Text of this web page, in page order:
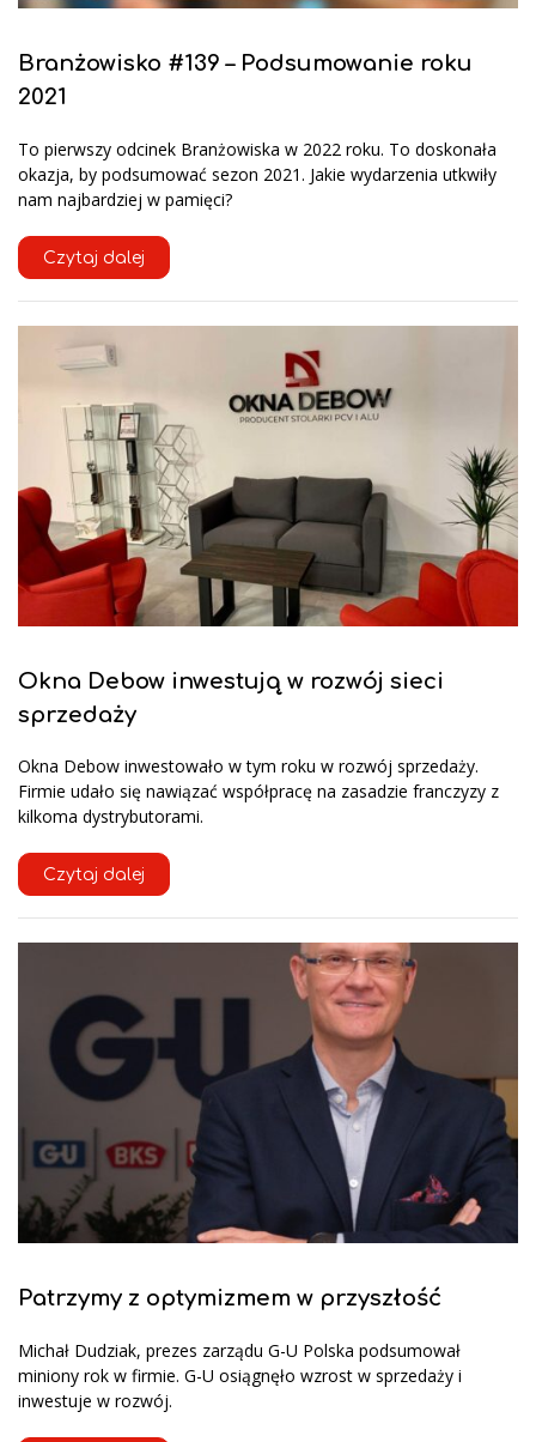
Branżowisko #139 – Podsumowanie roku
2021
To pierwszy odcinek Branżowiska w 2022 roku. To doskonała
okazja, by podsumować sezon 2021. Jakie wydarzenia utkwiły
nam najbardziej w pamięci?
Czytaj dalej
Okna Debow inwestują w rozwój sieci
sprzedaży
Okna Debow inwestowało w tym roku w rozwój sprzedaży.
Firmie udało się nawiązać współpracę na zasadzie franczyzy z
kilkoma dystrybutorami.
Czytaj dalej
Patrzymy z optymizmem w przyszłość
Michał Dudziak, prezes zarządu G-U Polska podsumował
miniony rok w firmie. G-U osiągnęło wzrost w sprzedaży i
inwestuje w rozwój.